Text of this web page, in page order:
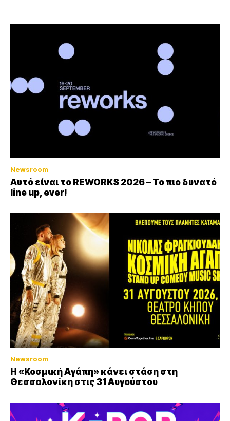
Newsroom
Αυτό είναι το REWORKS 2026 – Το πιο δυνατό
line up, ever!
Newsroom
Η «Κοσμική Αγάπη» κάνει στάση στη
Θεσσαλονίκη στις 31 Αυγούστου